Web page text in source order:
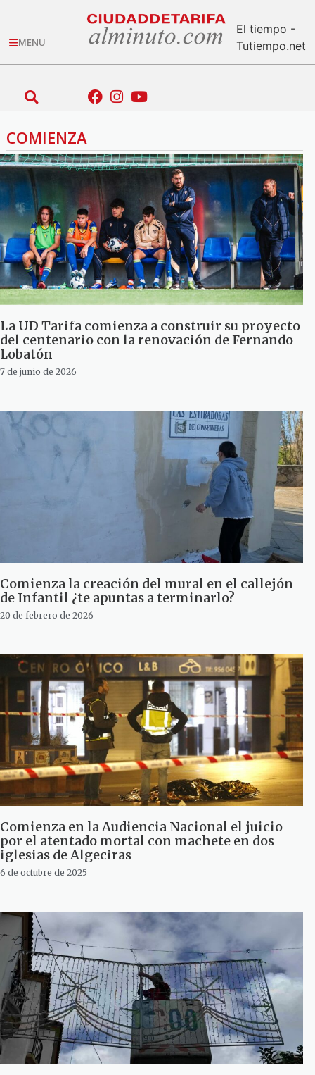
MENU
El tiempo -
Tutiempo.net
COMIENZA
La UD Tarifa comienza a construir su proyecto
del centenario con la renovación de Fernando
Lobatón
7 de junio de 2026
Comienza la creación del mural en el callejón
de Infantil ¿te apuntas a terminarlo?
20 de febrero de 2026
Comienza en la Audiencia Nacional el juicio
por el atentado mortal con machete en dos
iglesias de Algeciras
6 de octubre de 2025